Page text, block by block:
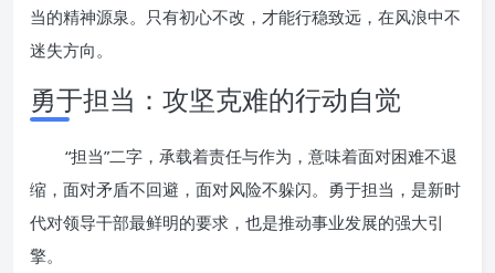
当的精神源泉。只有初心不改，才能行稳致远，在风浪中不
迷失方向。
勇于担当：攻坚克难的行动自觉
“担当”二字，承载着责任与作为，意味着面对困难不退
缩，面对矛盾不回避，面对风险不躲闪。勇于担当，是新时
代对领导干部最鲜明的要求，也是推动事业发展的强大引
擎。